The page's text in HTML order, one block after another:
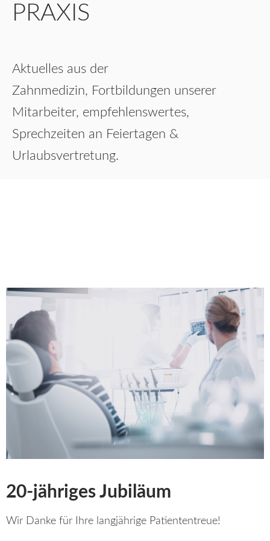
PRAXIS
Aktuelles aus der
Zahnmedizin, Fortbildungen unserer
Mitarbeiter, empfehlenswertes,
Sprechzeiten an Feiertagen &
Urlaubsvertretung.
20-jähriges Jubiläum
Wir Danke für Ihre langjährige Patiententreue!